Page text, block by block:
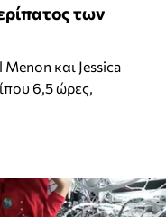
των
και Jessica
6,5 ώρες,